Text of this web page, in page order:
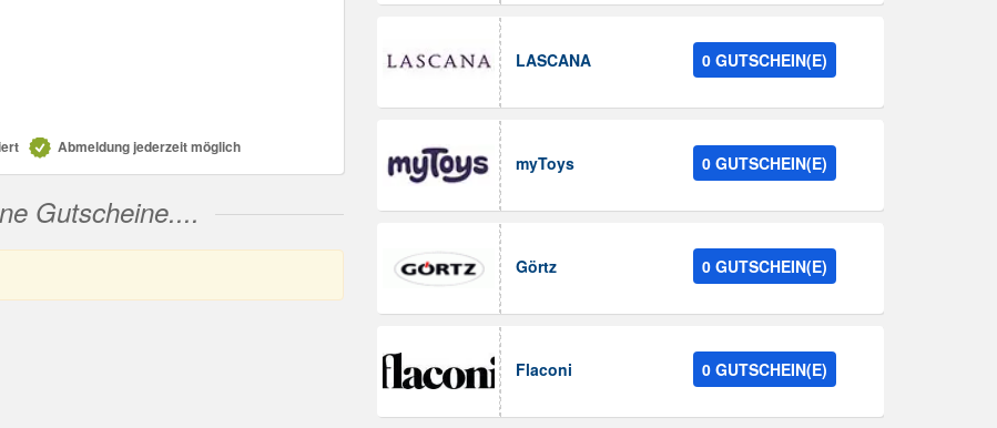
Abmeldung jederzeit möglich
Gutscheine....
LASCANA 0 GUTSCHEIN(E)
myToys 0 GUTSCHEIN(E)
Görtz 0 GUTSCHEIN(E)
Flaconi 0 GUTSCHEIN(E)